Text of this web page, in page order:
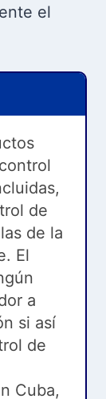
el
de
de la
El
a
si así
de
Cuba,